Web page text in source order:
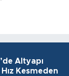
Altyapı
Hız Kesmeden